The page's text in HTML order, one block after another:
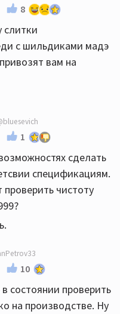
8
слитки
с шильдиками мадэ
вам на
1
сделать
спецификациям.
чистоту
10
состоянии проверить
на производстве. Ну